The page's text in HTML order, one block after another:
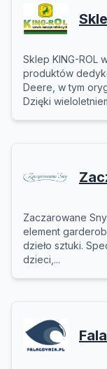
Sklep KING-ROL
produktów
Deere, w tym
Dzięki
Zaczarowane
element
dzieło sztuki.
dzieci,...